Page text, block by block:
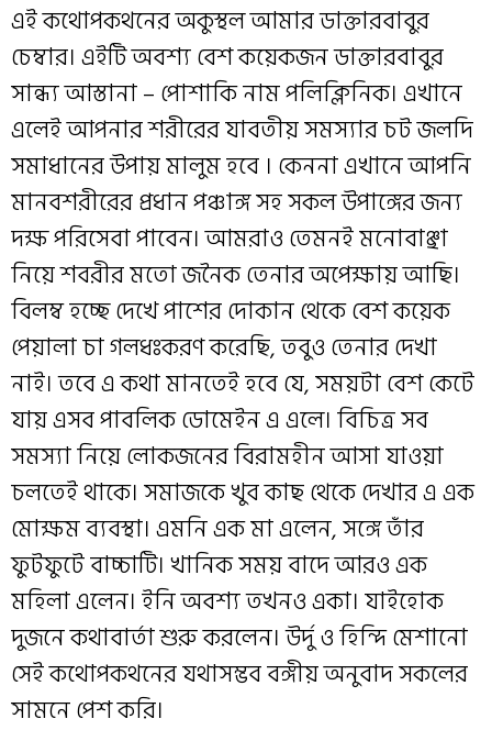
এই কথোপকথনের অকুস্থল আমার ডাক্তারবাবুর
চেম্বার। এইটি অবশ্য বেশ কয়েকজন ডাক্তারবাবুর
সান্ধ্য আস্তানা – পোশাকি নাম পলিক্লিনিক। এখানে
এলেই আপনার শরীরের যাবতীয় সমস্যার চট জলদি
সমাধানের উপায় মালুম হবে । কেননা এখানে আপনি
মানবশরীরের প্রধান পঞ্চাঙ্গ সহ সকল উপাঙ্গের জন্য
দক্ষ পরিসেবা পাবেন। আমরাও তেমন‌ই মনোবাঞ্ছা
নিয়ে শবরীর মতো জনৈক তেনার অপেক্ষায় আছি।
বিলম্ব হচ্ছে দেখে পাশের দোকান থেকে বেশ কয়েক
পেয়ালা চা গলধঃকরণ করেছি, তবুও তেনার দেখা
নাই। তবে এ কথা মানতেই হবে যে, সময়টা বেশ কেটে
যায় এসব পাবলিক ডোমেইন এ এলে। বিচিত্র সব
সমস্যা নিয়ে লোকজনের বিরামহীন আসা যাওয়া
চলতেই থাকে। সমাজকে খুব কাছ থেকে দেখার এ এক
মোক্ষম ব্যবস্থা। এমনি এক মা এলেন, সঙ্গে তাঁর
ফুটফুটে বাচ্চাটি। খানিক সময় বাদে আরও এক
মহিলা এলেন। ইনি অবশ্য তখনও একা। যাইহোক
দুজনে কথাবার্তা শুরু করলেন। উর্দু ও হিন্দি মেশানো
সেই কথোপকথনের যথাসম্ভব বঙ্গীয় অনুবাদ সকলের
সামনে পেশ করি।